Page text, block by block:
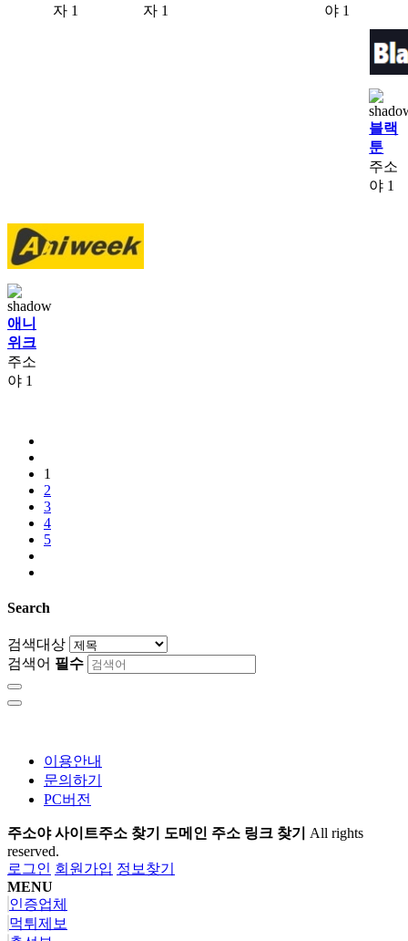
자 1
자 1
야 1
블랙
툰
주소
야 1
애니
위크
주소
야 1
1
2
3
4
5
Search
검색대상
검색어 필수
이용안내
문의하기
PC버전
주소야 사이트주소 찾기 도메인 주소 링크 찾기 All rights
reserved.
로그인 회원가입 정보찾기
MENU
인증업체
먹튀제보